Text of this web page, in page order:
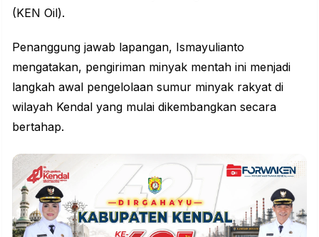
(KEN Oil).
Penanggung jawab lapangan, Ismayulianto
mengatakan, pengiriman minyak mentah ini menjadi
langkah awal pengelolaan sumur minyak rakyat di
wilayah Kendal yang mulai dikembangkan secara
bertahap.